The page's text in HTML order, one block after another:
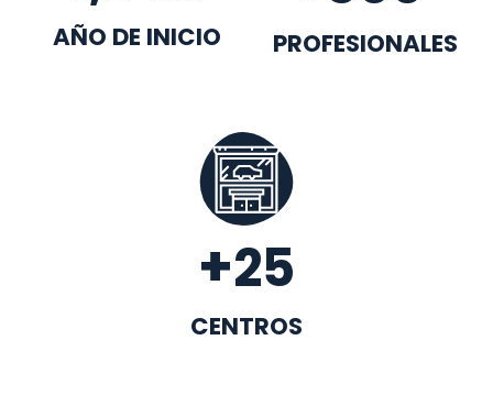
AÑO DE INICIO PROFESIONALES
+25
CENTROS